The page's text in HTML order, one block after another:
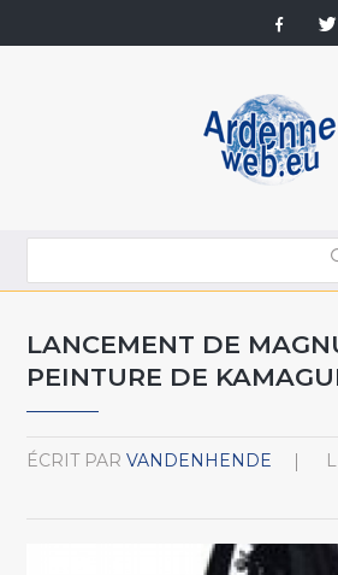
LANCEMENT DE
PEINTURE DE
ÉCRIT PAR VANDENHENDE